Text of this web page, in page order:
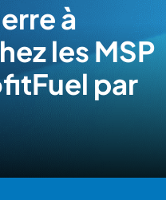
à
les MSP
par